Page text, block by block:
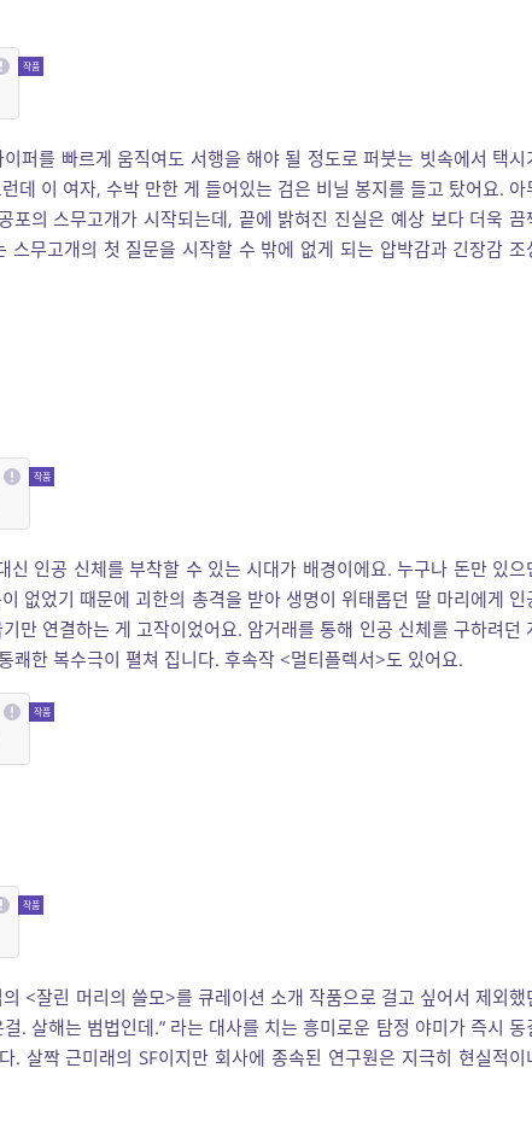
퍼를 빠르게 움직여도 서행을 해야 될 정도로 퍼붓는 빗속에서 택시
데 이 여자, 수박 만한 게 들어있는 검은 비닐 봉지를 들고 탔어요. 아
포의 스무고개가 시작되는데, 끝에 밝혀진 진실은 예상 보다 더욱 끔
스무고개의 첫 질문을 시작할 수 밖에 없게 되는 압박감과 긴장감 조
신 인공 신체를 부착할 수 있는 시대가 배경이에요. 누구나 돈만 있으
없었기 때문에 괴한의 총격을 받아 생명이 위태롭던 딸 마리에게 인
만 연결하는 게 고작이었어요. 암거래를 통해 인공 신체를 구하려던
쾌한 복수극이 펼쳐 집니다. 후속작 <멀티플렉서>도 있어요.
<잘린 머리의 쓸모>를 큐레이션 소개 작품으로 걸고 싶어서 제외했
. 살해는 범법인데.” 라는 대사를 치는 흥미로운 탐정 야미가 즉시 동
. 살짝 근미래의 SF이지만 회사에 종속된 연구원은 지극히 현실적이